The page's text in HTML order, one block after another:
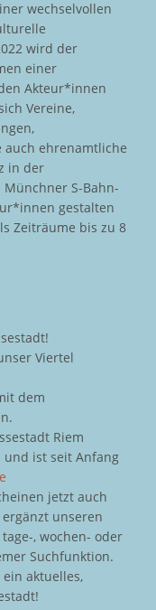
wechselvollen
wird der
einer
Akteur*innen
Vereine,
auch ehrenamtliche
in der
S-Bahn-
gestalten
Zeiträume bis zu 8
Viertel
dem
Riem
und ist seit Anfang
jetzt auch
unseren
, wochen- oder
Suchfunktion.
aktuelles,